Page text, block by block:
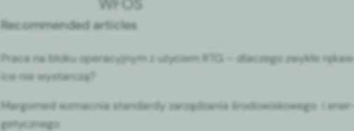
Recommended articles
Pra­ca na bloku oper­a­cyjnym z uży­ciem RTG – dlaczego zwykłe rękaw­
ice nie wystar­czą?
Mar­gomed wzmac­nia stan­dardy zarządza­nia środowiskowego i ener­
gety­cznego